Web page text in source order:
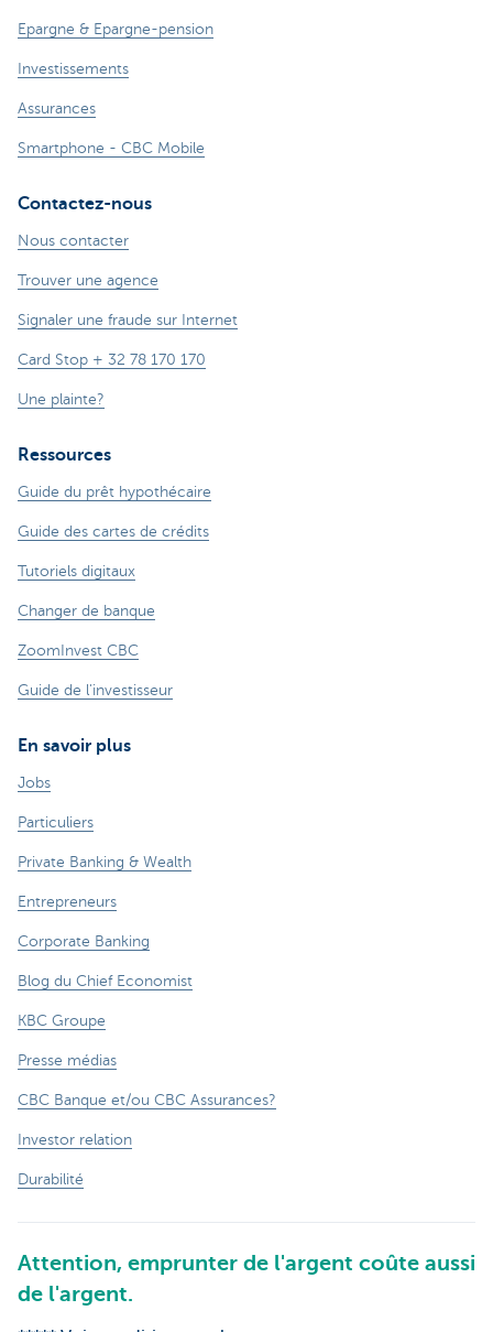
Epargne & Epargne-pension
Investissements
Assurances
Smartphone - CBC Mobile
Contactez-nous
Nous contacter
Trouver une agence
Signaler une fraude sur Internet
Card Stop + 32 78 170 170
Une plainte?
Ressources
Guide du prêt hypothécaire
Guide des cartes de crédits
Tutoriels digitaux
Changer de banque
ZoomInvest CBC
Guide de l'investisseur
En savoir plus
Jobs
Particuliers
Private Banking & Wealth
Entrepreneurs
Corporate Banking
Blog du Chief Economist
KBC Groupe
Presse médias
CBC Banque et/ou CBC Assurances?
Investor relation
Durabilité
Attention, emprunter de l'argent coûte aussi
de l'argent.